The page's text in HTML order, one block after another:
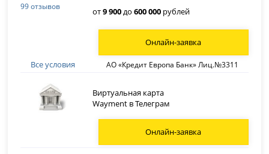
99 отзывов
от9 900до600 000 рублей
Все условия АО «Кредит Европа Банк» Лиц.№3311
Онлайн-заявка
Виртуальная карта
Wayment в Телеграм
Онлайн-заявка